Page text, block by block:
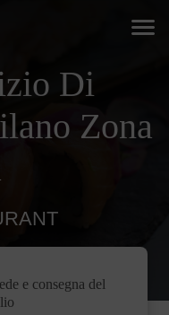
Di
Zona
e consegna del